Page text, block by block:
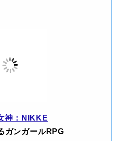
神：NIKKE
ガンガールRPG